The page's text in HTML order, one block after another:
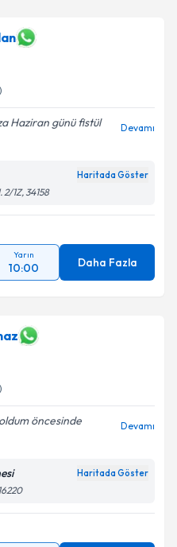
Haziran günü fistül
Devamı
Haritada Göster
1Z, 34158
Yarın
10:00 Daha Fazla
öncesinde
Devamı
Haritada Göster